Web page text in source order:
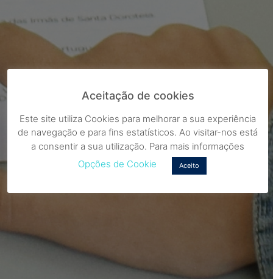
Aceitação de cookies
Este site utiliza Cookies para melhorar a sua experiência
de navegação e para fins estatísticos. Ao visitar-nos está
a consentir a sua utilização. Para mais informações
Opções de Cookie
Aceito